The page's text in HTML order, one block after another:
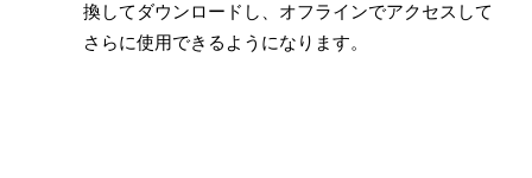
換してダウンロードし、オフラインでアクセスして
さらに使用できるようになります。